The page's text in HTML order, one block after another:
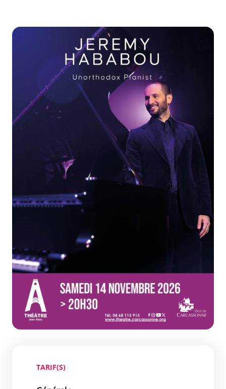
Zoom de l'image
TARIF(S)